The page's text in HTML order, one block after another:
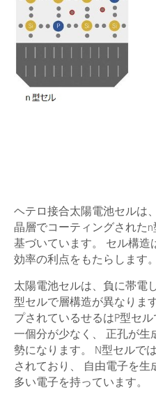
ヘテロ接合太陽電池セルは
晶層でコーティングされた
基づいています。 セル構造
効率の利点をもたらします。
太陽電池セルは、負に帯電
型セルで層構造が異なりま
プされているせるはP型セ
一個分が少なく、 正孔が
勢になります。 N型セルで
されており、 自由電子を
多い電子を持っています。